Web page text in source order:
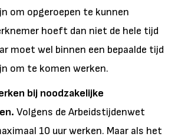
om opgeroepen te kunnen
hoeft dan niet de hele tijd
moet wel binnen een bepaalde tijd
om te komen werken.
bij noodzakelijke
Volgens de Arbeidstijdenwet
10 uur werken. Maar als het